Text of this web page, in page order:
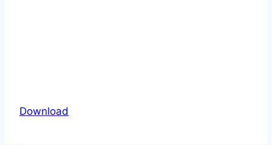
Download